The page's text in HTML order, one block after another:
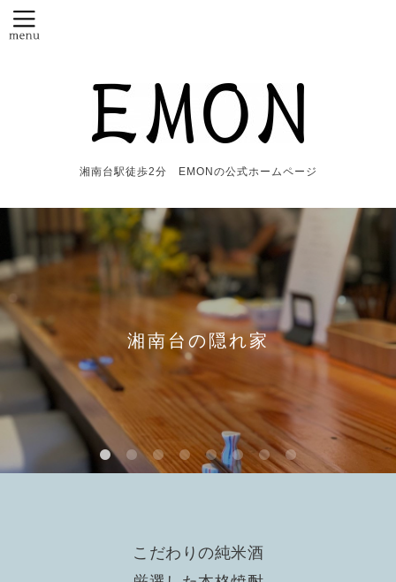
湘南台駅徒歩2分 EMONの公式ホームページ
湘南台の隠れ家
こだわりの純米酒